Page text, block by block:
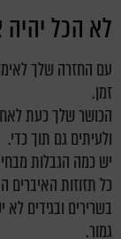
לא הכל יהיה
עם החזרה שלך
זמן.
הכושר שלך כעת
ולעיתים גם תוך כדי.
יש כמה הגבלות
כל תזוזות האיברים
בשרירים ובגידים
גמור.